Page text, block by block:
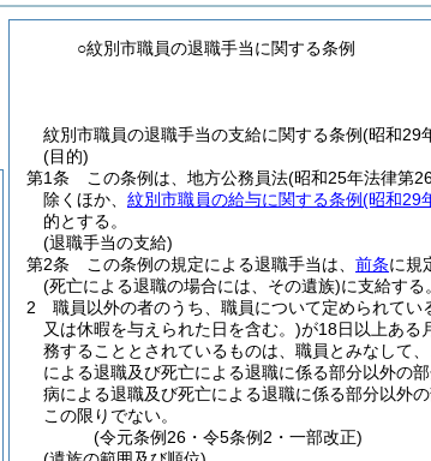
○紋別市職員の退職手当に関する条例
紋別市職員の退職手当の支給に関する条例(昭和29
(目的)
第1条
この条例は、地方公務員法(昭和25年法律第
除くほか、 紋別市職員の給与に関する条例(昭和29
的とする。
(退職手当の支給)
第2条
この条例の規定による退職手当は、 前条に規
(死亡による退職の場合には、その遺族)に支給する。
2
職員以外の者のうち、職員について定められてい
又は休暇を与えられた日を含む。)が18日以上ある
務することとされているものは、職員とみなして
による退職及び死亡による退職に係る部分以外の
病による退職及び死亡による退職に係る部分以外
この限りでない。
(令元条例26・令5条例2・一部改正)